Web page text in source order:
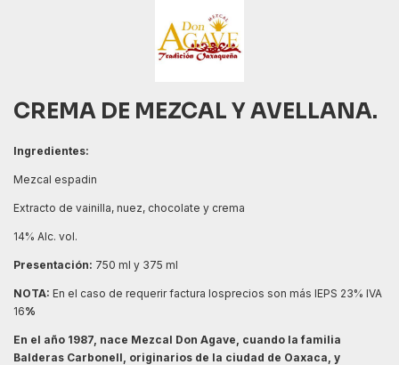
CREMA DE MEZCAL Y AVELLANA.
Ingredientes:
Mezcal espadin
Extracto de vainilla, nuez, chocolate y crema
14% Alc. vol.
Presentación: 750 ml y 375 ml
NOTA: En el caso de requerir factura losprecios son más IEPS 23% IVA
16%
En el año 1987, nace Mezcal Don Agave, cuando la familia
Balderas Carbonell, originarios de la ciudad de Oaxaca, y